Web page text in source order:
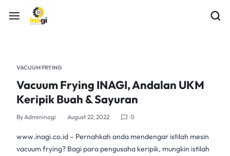
VACUUM FRYING
Vacuum Frying INAGI, Andalan UKM
Keripik Buah & Sayuran
ByAdmininagi August 22, 2022 0
www.inagi.co.id – Pernahkah anda mendengar istilah mesin
vacuum frying? Bagi para pengusaha keripik, mungkin istilah